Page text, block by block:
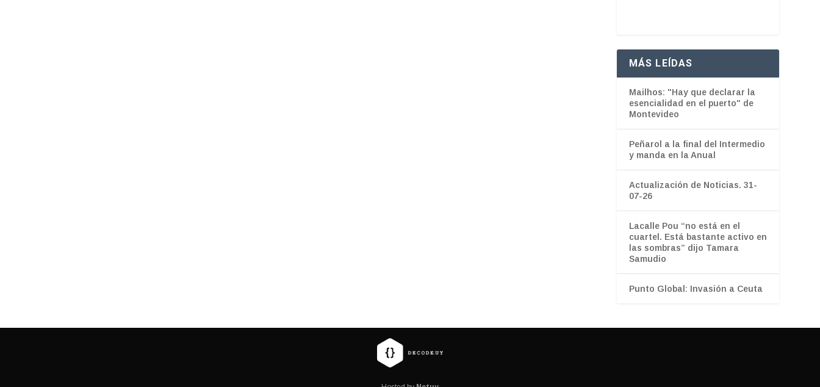
MÁS LEÍDAS
Mailhos: "Hay que declarar la
esencialidad en el puerto" de
Montevideo
Peñarol a la final del Intermedio
y manda en la Anual
Actualización de Noticias. 31-
07-26
Lacalle Pou “no está en el
cuartel. Está bastante activo en
las sombras” dijo Tamara
Samudio
Punto Global: Invasión a Ceuta